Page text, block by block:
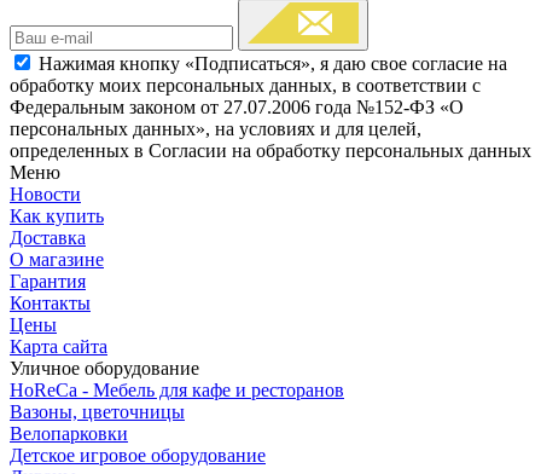
Нажимая кнопку «Подписаться», я даю свое согласие на
обработку моих персональных данных, в соответствии с
Федеральным законом от 27.07.2006 года №152-ФЗ «О
персональных данных», на условиях и для целей,
определенных в Согласии на обработку персональных данных
Меню
Новости
Как купить
Доставка
О магазине
Гарантия
Контакты
Цены
Карта сайта
Уличное оборудование
HoReCa - Мебель для кафе и ресторанов
Вазоны, цветочницы
Велопарковки
Детское игровое оборудование